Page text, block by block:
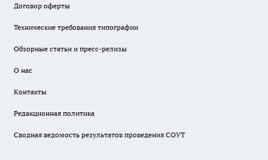
Договор оферты
Технические требования типографии
Обзорные статьи и пресс-релизы
О нас
Контакты
Редакционная политика
Сводная ведомость результатов проведения СОУТ